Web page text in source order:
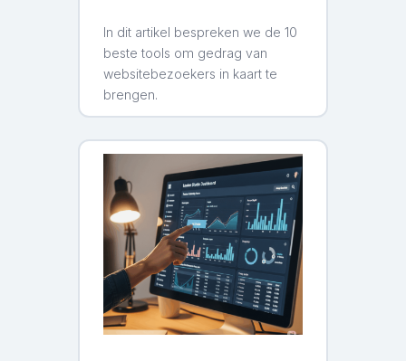
In dit artikel bespreken we de 10
beste tools om gedrag van
websitebezoekers in kaart te
brengen.